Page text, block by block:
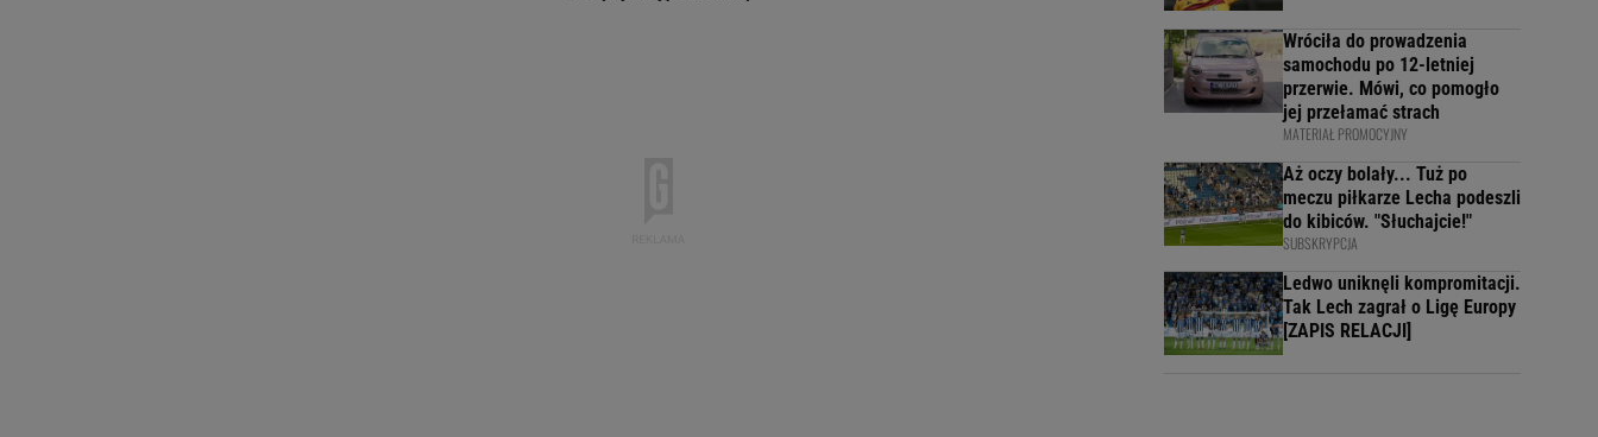
Wróciła do prowadzenia
samochodu po 12-letniej
przerwie. Mówi, co pomogło
jej przełamać strach
MATERIAŁ PROMOCYJNY
Aż oczy bolały... Tuż po
meczu piłkarze Lecha podeszli
do kibiców. "Słuchajcie!"
SUBSKRYPCJA
Ledwo uniknęli kompromitacji.
Tak Lech zagrał o Ligę Europy
[ZAPIS RELACJI]